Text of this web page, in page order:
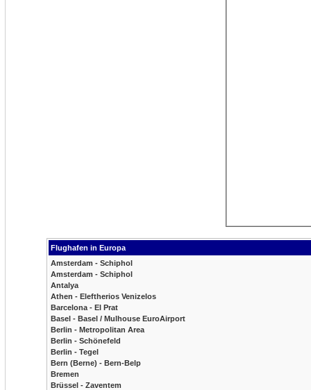
Flughafen in Europa
Amsterdam - Schiphol
Amsterdam - Schiphol
Antalya
Athen - Eleftherios Venizelos
Barcelona - El Prat
Basel - Basel / Mulhouse EuroAirport
Berlin - Metropolitan Area
Berlin - Schönefeld
Berlin - Tegel
Bern (Berne) - Bern-Belp
Bremen
Brüssel - Zaventem